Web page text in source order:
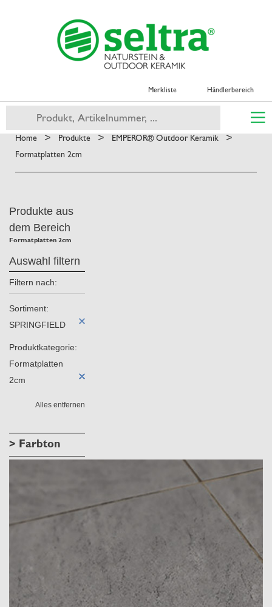
Merkliste Händlerbereich
Home > Produkte > EMPEROR® Outdoor Keramik >
Formatplatten 2cm
Produkte aus
dem Bereich
Formatplatten 2cm
Auswahl filtern
Filtern nach:
Sortiment:
SPRINGFIELD
Produktkategorie:
Formatplatten
2cm
Alles entfernen
> Farbton